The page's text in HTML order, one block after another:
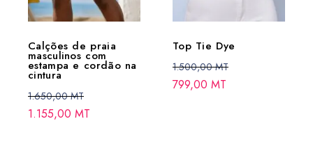
Calções de praia
masculinos com
estampa e cordão na
cintura
1.650,00MT
1.155,00 MT
Top Tie Dye
1.500,00MT
799,00 MT